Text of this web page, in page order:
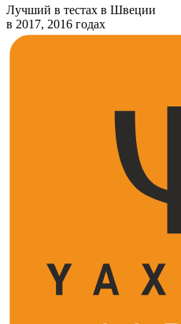
Лучший в тестах в Швеции
в 2017, 2016 годах